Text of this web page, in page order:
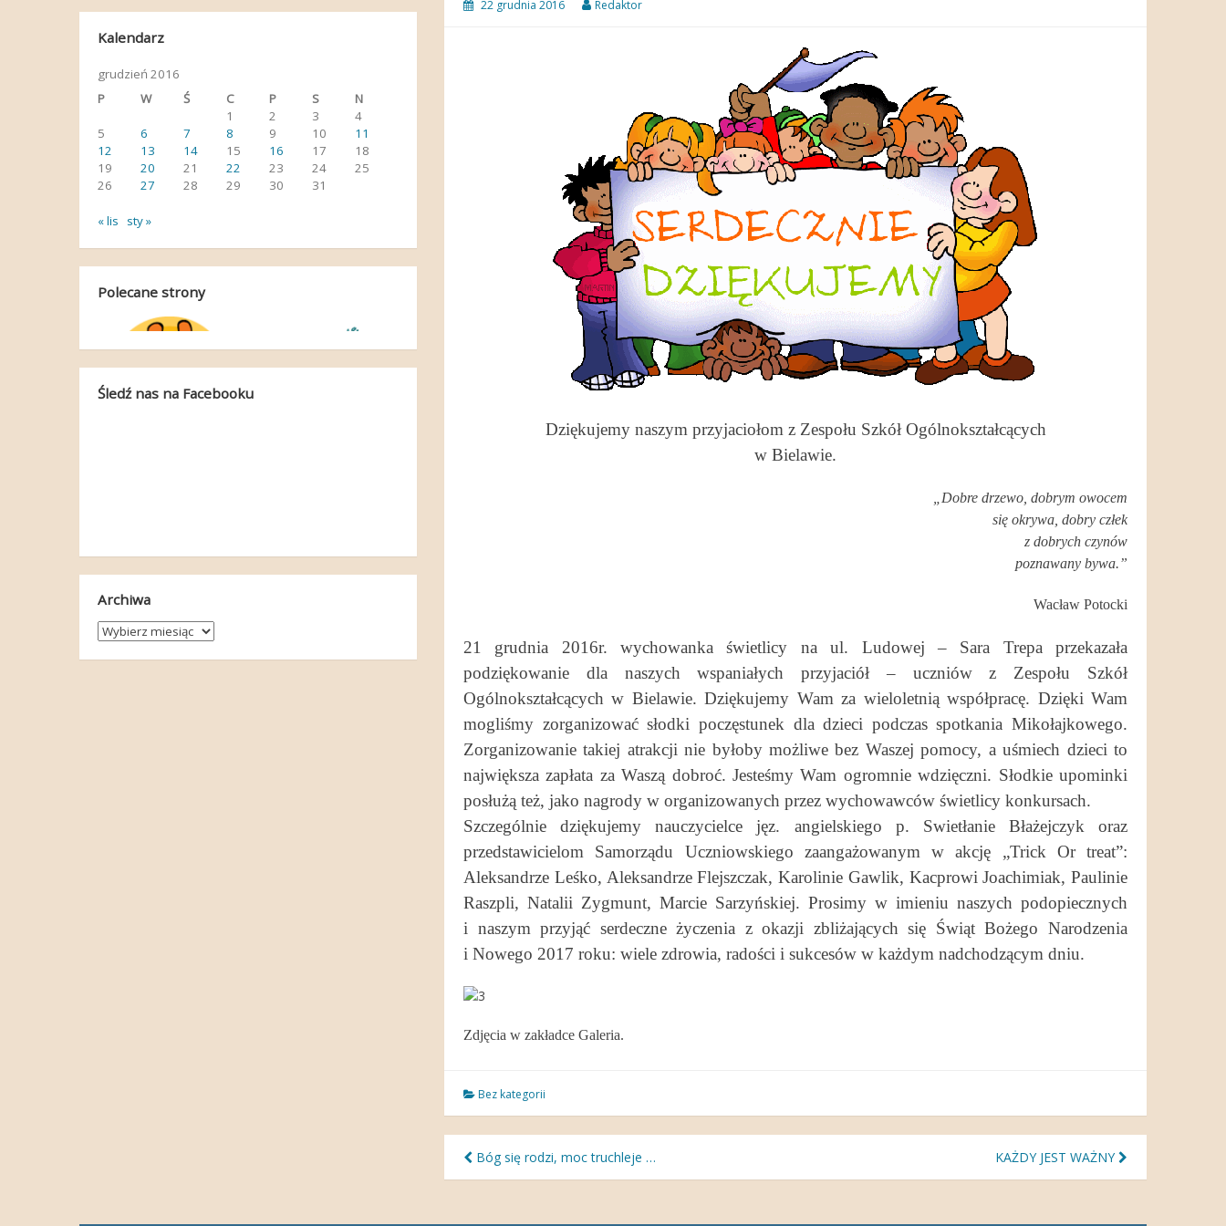
22 grudnia 2016 Redaktor
Dziękujemy naszym przyjaciołom z Zespołu Szkół Ogólnokształcących
w Bielawie.
„Dobre drzewo, dobrym owocem
się okrywa, dobry człek
z dobrych czynów
poznawany bywa.”
Wacław Potocki
21 grudnia 2016r. wychowanka świetlicy na ul. Ludowej – Sara Trepa przekazała
podziękowanie dla naszych wspaniałych przyjaciół – uczniów z Zespołu Szkół
Ogólnokształcących w Bielawie. Dziękujemy Wam za wieloletnią współpracę. Dzięki Wam
mogliśmy zorganizować słodki poczęstunek dla dzieci podczas spotkania Mikołajkowego.
Zorganizowanie takiej atrakcji nie byłoby możliwe bez Waszej pomocy, a uśmiech dzieci to
największa zapłata za Waszą dobroć. Jesteśmy Wam ogromnie wdzięczni. Słodkie upominki
posłużą też, jako nagrody w organizowanych przez wychowawców świetlicy konkursach.
Szczególnie dziękujemy nauczycielce jęz. angielskiego p. Swietłanie Błażejczyk oraz
przedstawicielom Samorządu Uczniowskiego zaangażowanym w akcję „Trick Or treat”:
Aleksandrze Leśko, Aleksandrze Flejszczak, Karolinie Gawlik, Kacprowi Joachimiak, Paulinie
Raszpli, Natalii Zygmunt, Marcie Sarzyńskiej. Prosimy w imieniu naszych podopiecznych
i naszym przyjąć serdeczne życzenia z okazji zbliżających się Świąt Bożego Narodzenia
i Nowego 2017 roku: wiele zdrowia, radości i sukcesów w każdym nadchodzącym dniu.
Zdjęcia w zakładce Galeria.
Bez kategorii
Nawigacja
wpisu
Bóg się rodzi, moc truchleje … KAŻDY JEST WAŻNY
Kalendarz
grudzień 2016
P
W Ś C P S
N
1
2 3
4
5
6 7 8 9 10
11
12
13 14 15 16 17
18
19
20 21 22 23 24
25
26
27 28 29 30 31
« lis sty »
Polecane strony
Śledź nas na Facebooku
Archiwa
Archiwa